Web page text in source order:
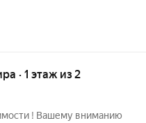
· 1 этаж из 2
! Вашему вниманию